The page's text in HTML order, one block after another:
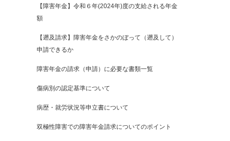
【障害年金】令和６年(2024年)度の支給される年金
額
【遡及請求】障害年金をさかのぼって（遡及して）
申請できるか
障害年金の請求（申請）に必要な書類一覧
傷病別の認定基準について
病歴・就労状況等申立書について
双極性障害での障害年金請求についてのポイント